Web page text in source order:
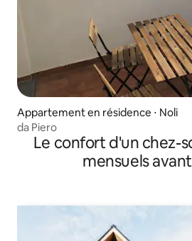
Appartement en résidence ⋅ Noli
da Piero
Le confort d'un chez-
mensuels